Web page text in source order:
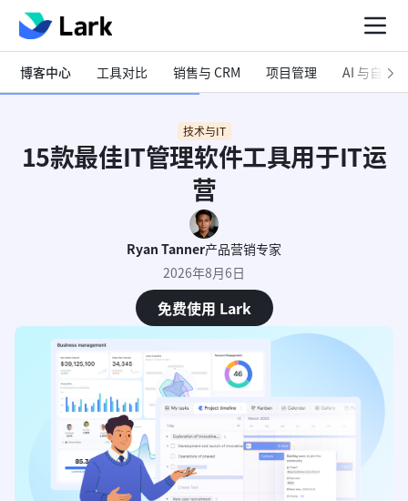
博客中心 工具对比 销售与 CRM 项目管理 AI 与自动化
技术与IT
15款最佳IT管理软件工具用于IT运
营
Ryan Tanner产品营销专家
2026年8月6日
免费使用 Lark